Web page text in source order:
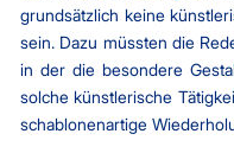
grundsätzlich keine
sein. Dazu müssten die
in der die besondere
solche künstlerische
schablonenartige